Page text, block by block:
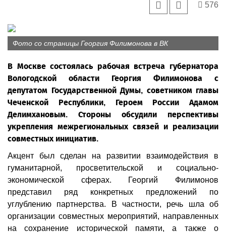
576
Фото со страницы Георгия Филимонова в ВК
В Москве состоялась рабочая встреча губернатора
Вологодской области Георгия Филимонова с
депутатом Государственной Думы, советником главы
Чеченской Республики, Героем России Адамом
Делимхановым. Стороны обсудили перспективы
укрепления межрегиональных связей и реализации
совместных инициатив.
Акцент был сделан на развитии взаимодействия в
гуманитарной, просветительской и социально-
экономической сферах. Георгий Филимонов
представил ряд конкретных предложений по
углублению партнерства. В частности, речь шла об
организации совместных мероприятий, направленных
на сохранение исторической памяти, а также о